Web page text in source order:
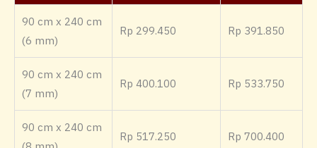
90 cm x 240 cm
(6 mm)
Rp 299.450 Rp 391.850
90 cm x 240 cm
(7 mm)
Rp 400.100 Rp 533.750
90 cm x 240 cm
Rp 517.250 Rp 700.400